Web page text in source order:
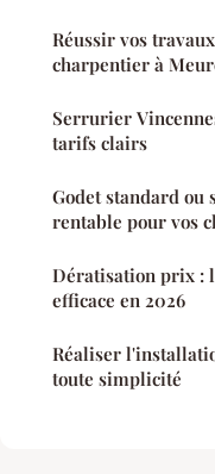
Réussir vos
charpentier à
Serrurier
tarifs clairs
Godet standard ou
rentable pour vos
Dératisation prix :
efficace en 2026
Réaliser
toute simplicité